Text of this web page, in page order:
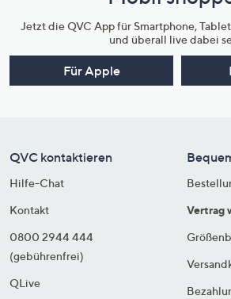
Jetzt die QVC App für Smartphone,
und überall live dabei
Für Apple
QVC kontaktieren
Hilfe-Chat
Kontakt
0800 2944 444
(gebührenfrei)
QLive
Vertrag